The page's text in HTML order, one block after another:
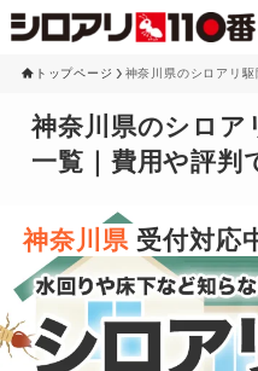
トップページ 神奈川県のシロアリ
神奈川県のシロア
一覧｜費用や評判
神奈川県 受付対応